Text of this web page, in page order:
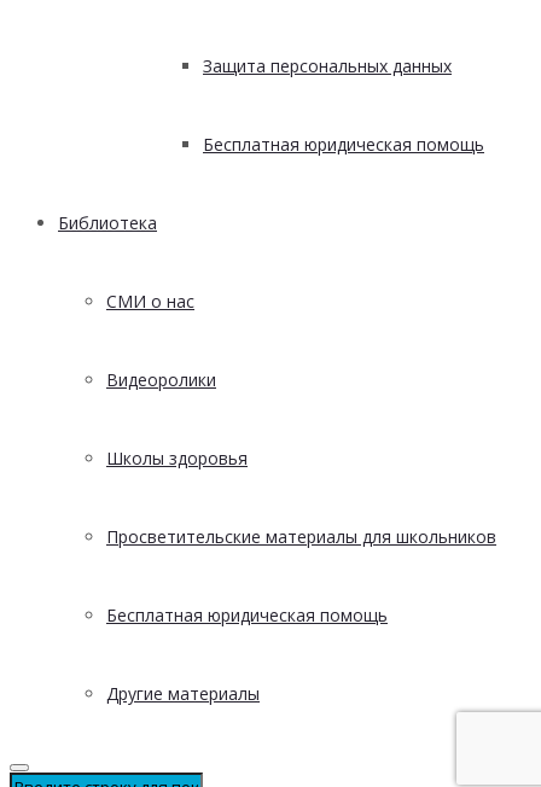
Защита персональных данных
Бесплатная юридическая помощь
Библиотека
СМИ о нас
Видеоролики
Школы здоровья
Просветительские материалы для школьников
Бесплатная юридическая помощь
Другие материалы